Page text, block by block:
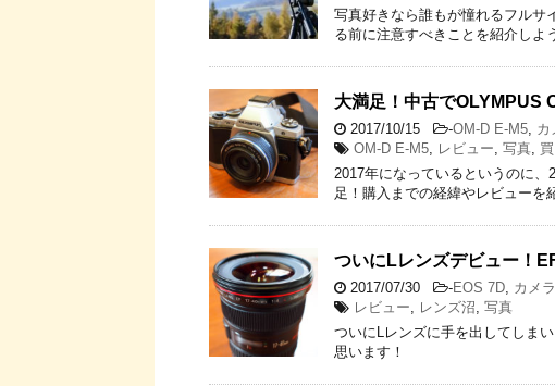
写真好きなら誰もが憧れるフルサ
る前に注意すべきことを紹介しよ
大満足！中古でOLYMPUS
2017/10/15 -OM-D E-M5, カ
OM-D E-M5, レビュー, 写真,
2017年になっているというのに
足！購入までの経緯やレビューを
ついにLレンズデビュー！
2017/07/30 -EOS 7D, カメラ
レビュー, レンズ沼, 写真
ついにLレンズに手を出してしま
思います！